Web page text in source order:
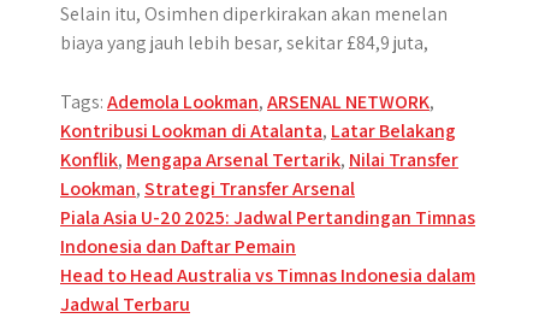
Selain itu, Osimhen diperkirakan akan menelan
biaya yang jauh lebih besar, sekitar £84,9 juta,
Tags:Ademola Lookman,ARSENAL NETWORK,
Kontribusi Lookman di Atalanta, Latar Belakang
Konflik, Mengapa Arsenal Tertarik, Nilai Transfer
Lookman,Strategi Transfer Arsenal
Post
navigation
Piala Asia U-20 2025: Jadwal Pertandingan Timnas
Indonesia dan Daftar Pemain
Head to Head Australia vs Timnas Indonesia dalam
Jadwal Terbaru